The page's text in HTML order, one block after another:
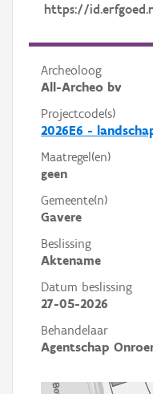
https://
Archeoloog
All-Archeo bv
Projectcode(s)
2026E6 -
Maatregel(en)
geen
Gemeente(n)
Gavere
Beslissing
Aktename
Datum beslissing
27-05-2026
Behandelaar
Agentschap